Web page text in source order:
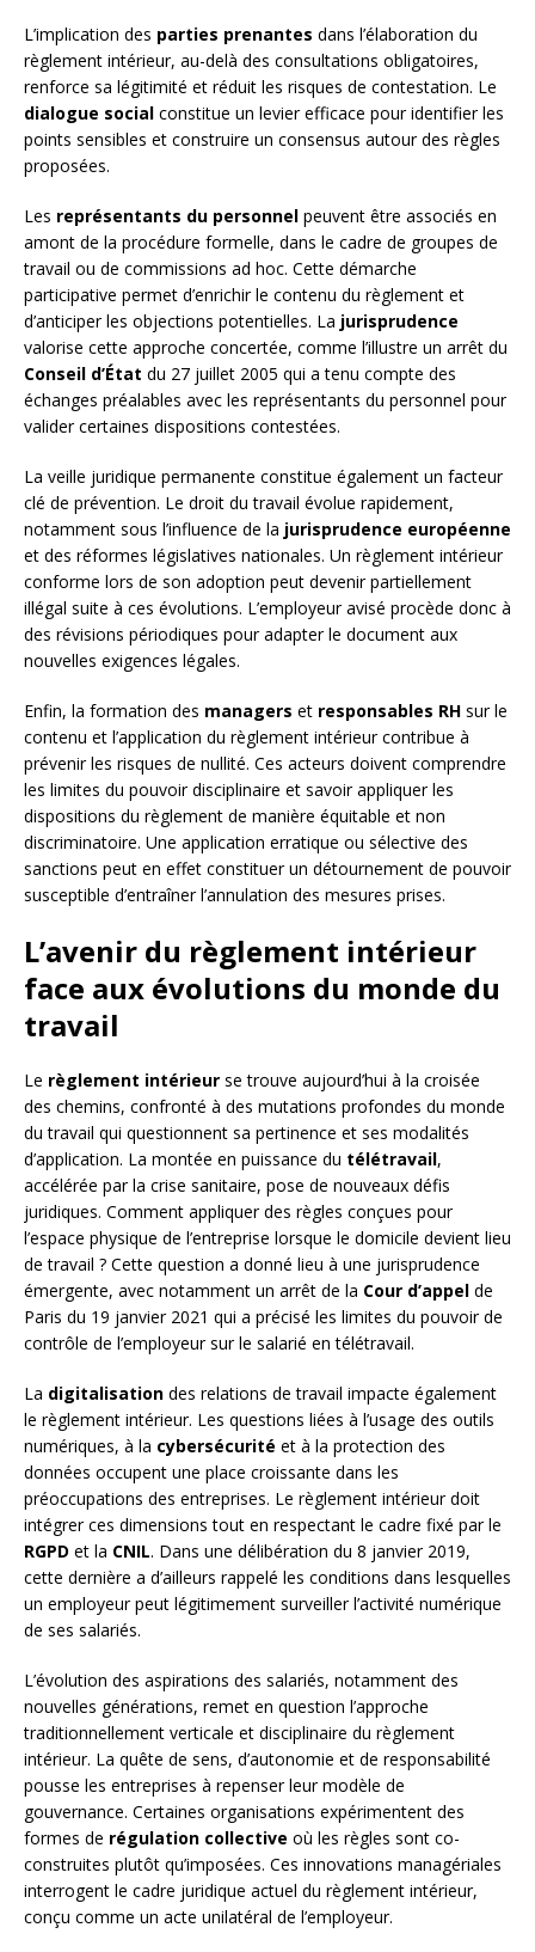
L’implication des parties prenantes dans l’élaboration du
règlement intérieur, au-delà des consultations obligatoires,
renforce sa légitimité et réduit les risques de contestation. Le
dialogue social constitue un levier efficace pour identifier les
points sensibles et construire un consensus autour des règles
proposées.
Les représentants du personnel peuvent être associés en
amont de la procédure formelle, dans le cadre de groupes de
travail ou de commissions ad hoc. Cette démarche
participative permet d’enrichir le contenu du règlement et
d’anticiper les objections potentielles. La jurisprudence
valorise cette approche concertée, comme l’illustre un arrêt du
Conseil d’État du 27 juillet 2005 qui a tenu compte des
échanges préalables avec les représentants du personnel pour
valider certaines dispositions contestées.
La veille juridique permanente constitue également un facteur
clé de prévention. Le droit du travail évolue rapidement,
notamment sous l’influence de la jurisprudence européenne
et des réformes législatives nationales. Un règlement intérieur
conforme lors de son adoption peut devenir partiellement
illégal suite à ces évolutions. L’employeur avisé procède donc à
des révisions périodiques pour adapter le document aux
nouvelles exigences légales.
Enfin, la formation des managers et responsables RH sur le
contenu et l’application du règlement intérieur contribue à
prévenir les risques de nullité. Ces acteurs doivent comprendre
les limites du pouvoir disciplinaire et savoir appliquer les
dispositions du règlement de manière équitable et non
discriminatoire. Une application erratique ou sélective des
sanctions peut en effet constituer un détournement de pouvoir
susceptible d’entraîner l’annulation des mesures prises.
L’avenir du règlement intérieur
face aux évolutions du monde du
travail
Le règlement intérieur se trouve aujourd’hui à la croisée
des chemins, confronté à des mutations profondes du monde
du travail qui questionnent sa pertinence et ses modalités
d’application. La montée en puissance du télétravail,
accélérée par la crise sanitaire, pose de nouveaux défis
juridiques. Comment appliquer des règles conçues pour
l’espace physique de l’entreprise lorsque le domicile devient lieu
de travail ? Cette question a donné lieu à une jurisprudence
émergente, avec notamment un arrêt de la Cour d’appel de
Paris du 19 janvier 2021 qui a précisé les limites du pouvoir de
contrôle de l’employeur sur le salarié en télétravail.
La digitalisation des relations de travail impacte également
le règlement intérieur. Les questions liées à l’usage des outils
numériques, à la cybersécurité et à la protection des
données occupent une place croissante dans les
préoccupations des entreprises. Le règlement intérieur doit
intégrer ces dimensions tout en respectant le cadre fixé par le
RGPD et la CNIL. Dans une délibération du 8 janvier 2019,
cette dernière a d’ailleurs rappelé les conditions dans lesquelles
un employeur peut légitimement surveiller l’activité numérique
de ses salariés.
L’évolution des aspirations des salariés, notamment des
nouvelles générations, remet en question l’approche
traditionnellement verticale et disciplinaire du règlement
intérieur. La quête de sens, d’autonomie et de responsabilité
pousse les entreprises à repenser leur modèle de
gouvernance. Certaines organisations expérimentent des
formes de régulation collective où les règles sont co-
construites plutôt qu’imposées. Ces innovations managériales
interrogent le cadre juridique actuel du règlement intérieur,
conçu comme un acte unilatéral de l’employeur.